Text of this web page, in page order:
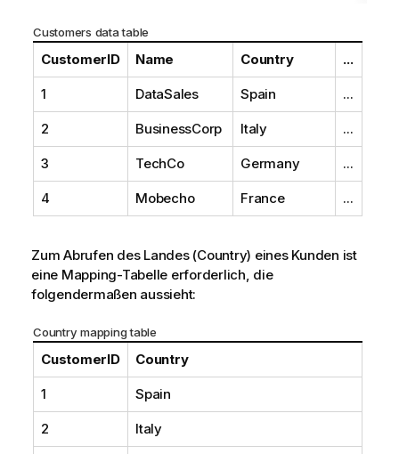
Customers data table
CustomerID Name Country ...
1 DataSales Spain ...
2 BusinessCorp Italy ...
3 TechCo Germany ...
4 Mobecho France ...
Zum Abrufen des Landes (Country) eines Kunden ist
eine Mapping-Tabelle erforderlich, die
folgendermaßen aussieht:
Country mapping table
CustomerID Country
1 Spain
2 Italy